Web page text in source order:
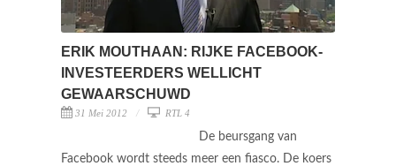
ERIK MOUTHAAN: RIJKE FACEBOOK-
INVESTEERDERS WELLICHT
GEWAARSCHUWD
31 Mei 2012 RTL 4
De beursgang van
Facebook wordt steeds meer een fiasco. De koers